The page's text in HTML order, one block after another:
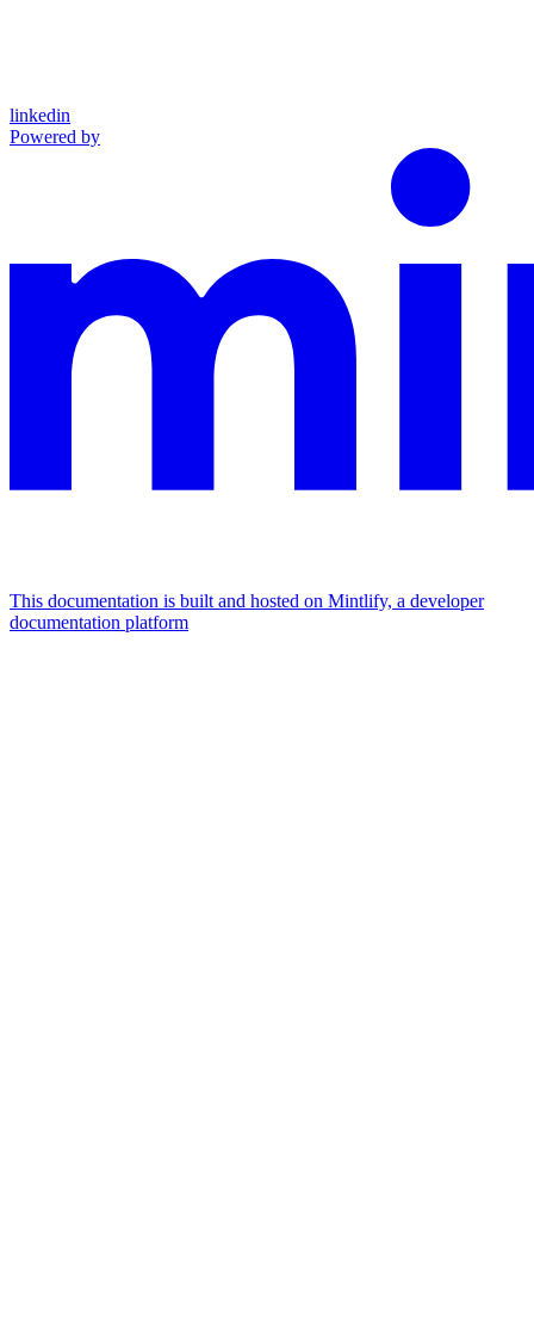
linkedin
Powered by
This documentation is built and hosted on Mintlify, a developer
documentation platform